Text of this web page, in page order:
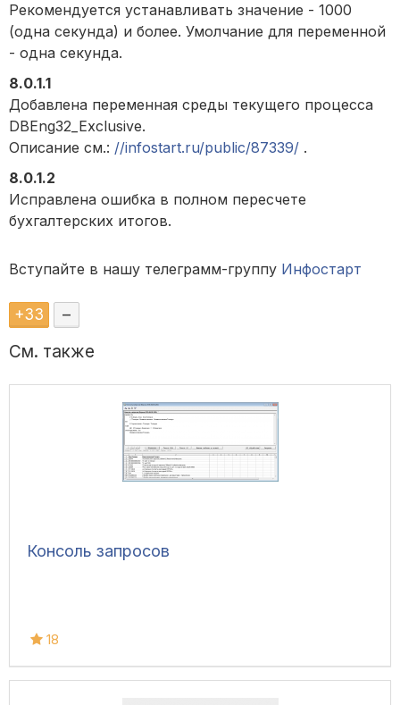
Рекомендуется устанавливать значение - 1000
(одна секунда) и более. Умолчание для переменной
- одна секунда.
8.0.1.1
Добавлена переменная среды текущего процесса
DBEng32_Exclusive.
Описание см.: //infostart.ru/public/87339/ .
8.0.1.2
Исправлена ошибка в полном пересчете
бухгалтерских итогов.
Вступайте в нашу телеграмм-группу Инфостарт
+33 –
См. также
Консоль запросов
18